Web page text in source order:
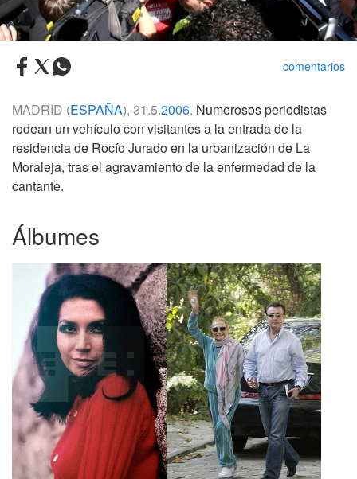
comentarios
MADRID (ESPAÑA), 31.5.2006. Numerosos periodistas
rodean un vehículo con visitantes a la entrada de la
residencia de Rocío Jurado en la urbanización de La
Moraleja, tras el agravamiento de la enfermedad de la
cantante.
Álbumes